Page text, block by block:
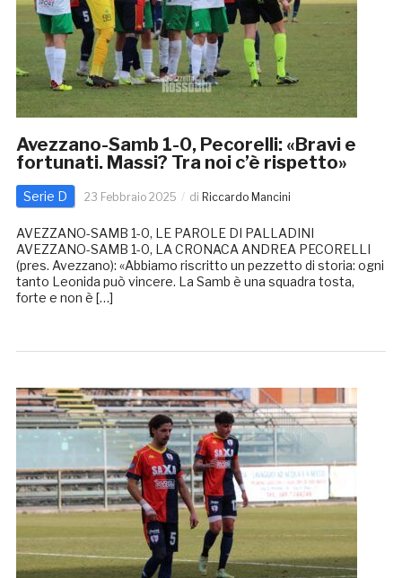
Avezzano-Samb 1-0, Pecorelli: «Bravi e
fortunati. Massi? Tra noi c’è rispetto»
Serie D 23 Febbraio 2025 di Riccardo Mancini
AVEZZANO-SAMB 1-0, LE PAROLE DI PALLADINI
AVEZZANO-SAMB 1-0, LA CRONACA ANDREA PECORELLI
(pres. Avezzano): «Abbiamo riscritto un pezzetto di storia: ogni
tanto Leonida può vincere. La Samb è una squadra tosta,
forte e non è […]